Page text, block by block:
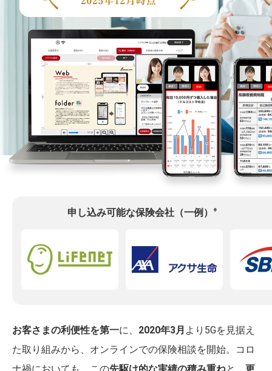
申し込み可能な保険会社（一例） ※
お客さまの利便性を第一に、 2020年3月 より5Gを見据え
た取り組みから、オンラインでの保険相談を開始。コロ